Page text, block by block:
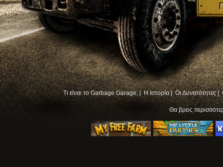
Τι είναι το Garbage Garage; | Η Ιστορία | Οι Δυνατότητες |
Θα βρεις